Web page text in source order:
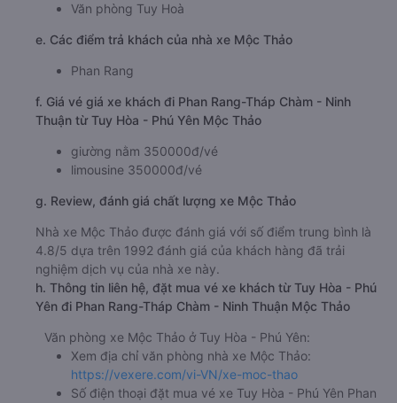
Văn phòng Tuy Hoà
e. Các điểm trả khách của nhà xe Mộc Thảo
Phan Rang
f. Giá vé giá xe khách đi Phan Rang-Tháp Chàm - Ninh
Thuận từ Tuy Hòa - Phú Yên Mộc Thảo
giường nằm 350000đ/vé
limousine 350000đ/vé
g. Review, đánh giá chất lượng xe Mộc Thảo
Nhà xe Mộc Thảo được đánh giá với số điểm trung bình là
4.8/5 dựa trên 1992 đánh giá của khách hàng đã trải
nghiệm dịch vụ của nhà xe này.
h. Thông tin liên hệ, đặt mua vé xe khách từ Tuy Hòa - Phú
Yên đi Phan Rang-Tháp Chàm - Ninh Thuận Mộc Thảo
Văn phòng xe Mộc Thảo ở Tuy Hòa - Phú Yên:
Xem địa chỉ văn phòng nhà xe Mộc Thảo:
https://vexere.com/vi-VN/xe-moc-thao
Số điện thoại đặt mua vé xe Tuy Hòa - Phú Yên Phan